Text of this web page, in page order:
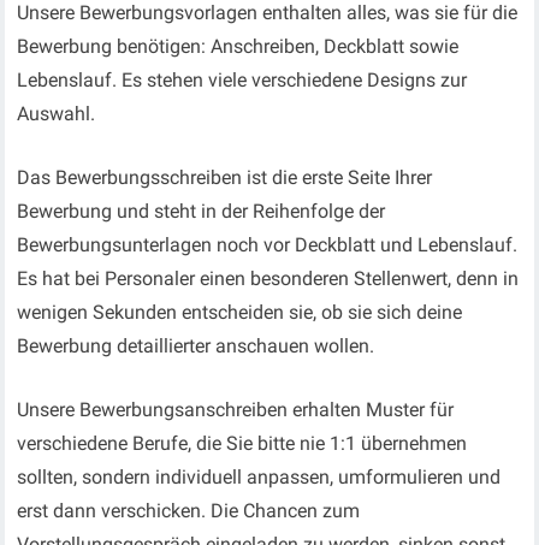
Unsere Bewerbungsvorlagen enthalten alles, was sie für die
Bewerbung benötigen: Anschreiben, Deckblatt sowie
Lebenslauf. Es stehen viele verschiedene Designs zur
Auswahl.
Das Bewerbungsschreiben ist die erste Seite Ihrer
Bewerbung und steht in der Reihenfolge der
Bewerbungsunterlagen noch vor Deckblatt und Lebenslauf.
Es hat bei Personaler einen besonderen Stellenwert, denn in
wenigen Sekunden entscheiden sie, ob sie sich deine
Bewerbung detaillierter anschauen wollen.
Unsere Bewerbungsanschreiben erhalten Muster für
verschiedene Berufe, die Sie bitte nie 1:1 übernehmen
sollten, sondern individuell anpassen, umformulieren und
erst dann verschicken. Die Chancen zum